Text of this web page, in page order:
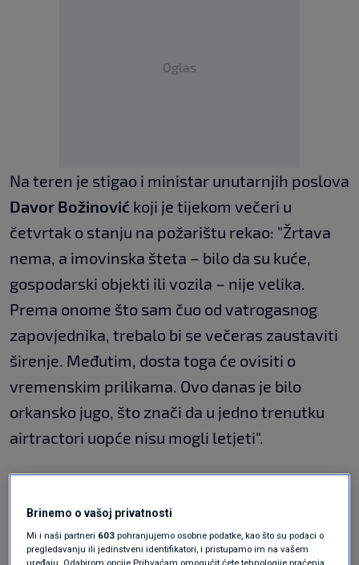
Oglas
Na teren je stigao i ministar unutarnjih poslova
Davor Božinović koji je tijekom večeri u
četvrtak o stanju na požarištu rekao: "Žrtava
nema, a imovinska šteta – bilo da su kuće,
gospodarski objekti ili vozila – nije velika.
Prema onome što sam čuo od vatrogasnog
zapovjednika, trebalo bi se večeras zaustaviti
širenje. Međutim, dosta toga će ovisiti o
vremenskim prilikama. Ovo danas je bilo
orkansko jugo, što znači da u jedno trenutku
airtractori uopće nisu mogli letjeti".
Brinemo o vašoj privatnosti
Mi i naši partneri 603 pohranjujemo osobne podatke, kao što su podaci o
pregledavanju ili jedinstveni identifikatori, i pristupamo im na vašem